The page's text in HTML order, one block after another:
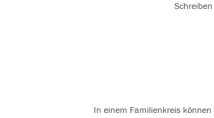
In einem Familienkreis